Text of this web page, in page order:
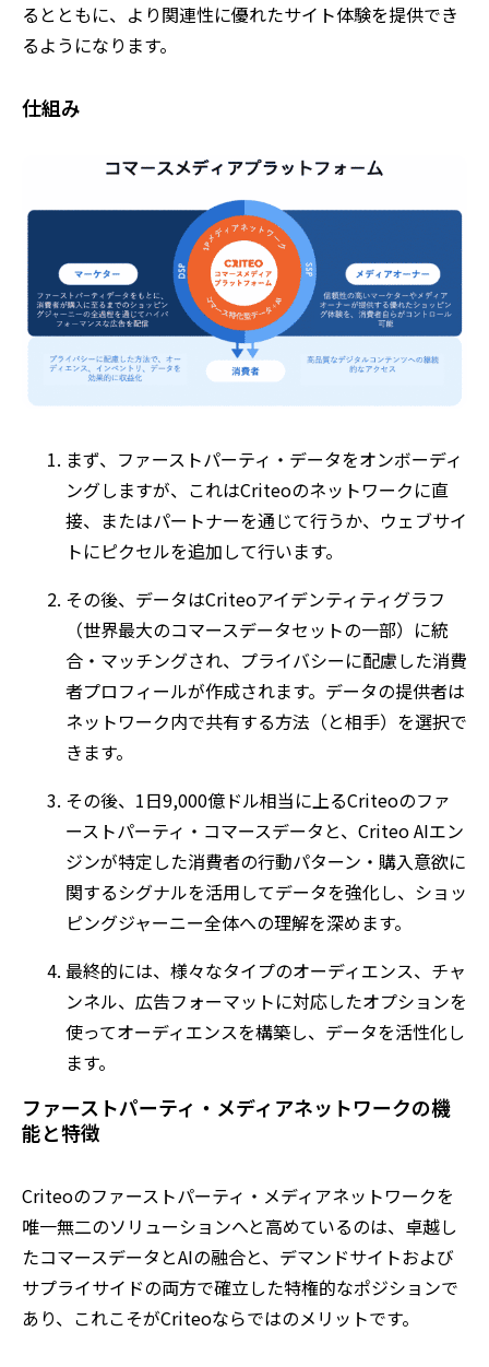
るとともに、より関連性に優れたサイト体験を提供でき
るようになります。
仕組み
まず、ファーストパーティ・データをオンボーディ
ングしますが、これはCriteoのネットワークに直
接、またはパートナーを通じて行うか、ウェブサイ
トにピクセルを追加して行います。
その後、データはCriteoアイデンティティグラフ
（世界最大のコマースデータセットの一部）に統
合・マッチングされ、プライバシーに配慮した消費
者プロフィールが作成されます。データの提供者は
ネットワーク内で共有する方法（と相手）を選択で
きます。
その後、1日9,000億ドル相当に上るCriteoのファ
ーストパーティ・コマースデータと、Criteo AIエン
ジンが特定した消費者の行動パターン・購入意欲に
関するシグナルを活用してデータを強化し、ショッ
ピングジャーニー全体への理解を深めます。
最終的には、様々なタイプのオーディエンス、チャ
ンネル、広告フォーマットに対応したオプションを
使ってオーディエンスを構築し、データを活性化し
ます。
ファーストパーティ・メディアネットワークの機
能と特徴
Criteoのファーストパーティ・メディアネットワークを
唯一無二のソリューションへと高めているのは、卓越し
たコマースデータとAIの融合と、デマンドサイトおよび
サプライサイドの両方で確立した特権的なポジションで
あり、これこそがCriteoならではのメリットです。